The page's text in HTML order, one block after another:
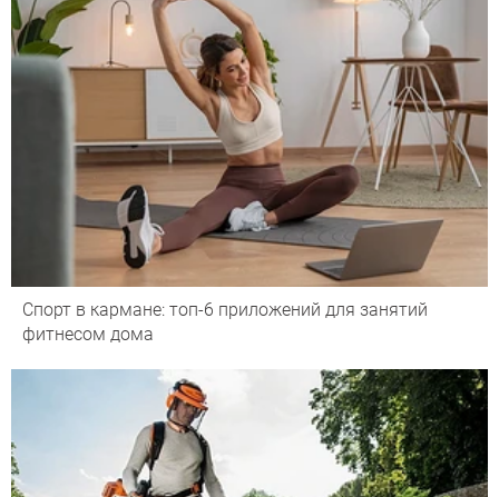
Спорт в кармане: топ-6 приложений для занятий
фитнесом дома